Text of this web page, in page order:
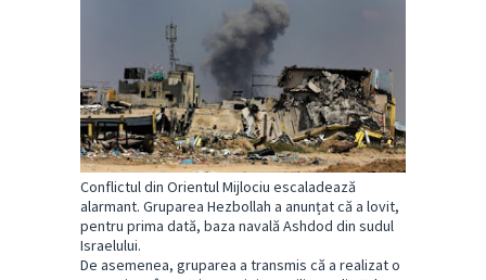
Conflictul din Orientul Mijlociu escaladează
alarmant. Gruparea Hezbollah a anunțat că a lovit,
pentru prima dată, baza navală Ashdod din sudul
Israelului.
De asemenea, gruparea a transmis că a realizat o